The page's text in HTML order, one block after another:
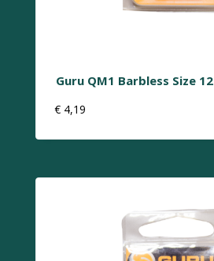
Guru QM1 Barbless Size 12
€ 4,19